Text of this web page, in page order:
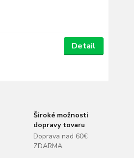
Detail
Široké možnosti
dopravy tovaru
Doprava nad 60€
ZDARMA